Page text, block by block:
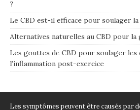
?
Le CBD est-il efficace pour soulager la
Alternatives naturelles au CBD pour la
Les gouttes de CBD pour soulager les
l’inflammation post-exercice
Les symptômes peuvent être causés par